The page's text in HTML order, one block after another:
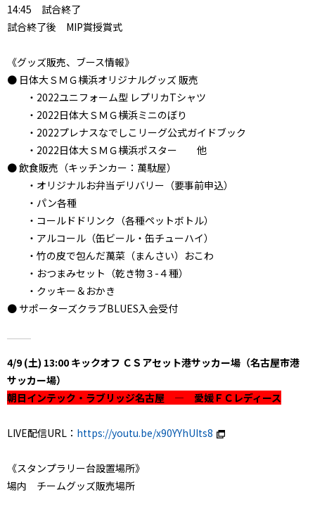
14:45 試合終了
試合終了後 MIP賞授賞式
《グッズ販売、ブース情報》
● 日体大ＳＭＧ横浜オリジナルグッズ 販売
・2022ユニフォーム型 レプリカTシャツ
・2022日体大ＳＭＧ横浜ミニのぼり
・2022プレナスなでしこリーグ公式ガイドブック
・2022日体大ＳＭＧ横浜ポスター 他
● 飲食販売（キッチンカー：萬駄屋）
・オリジナルお弁当デリバリー（要事前申込）
・パン各種
・コールドドリンク（各種ペットボトル）
・アルコール（缶ビール・缶チューハイ）
・竹の皮で包んだ萬菜（まんさい）おこわ
・おつまみセット（乾き物３-４種）
・クッキー＆おかき
● サポーターズクラブBLUES入会受付
4/9 (土) 13:00 キックオフ ＣＳアセット港サッカー場（名古屋市港
サッカー場）
朝日インテック・ラブリッジ名古屋 ― 愛媛ＦＣレディース
LIVE配信URL： https://youtu.be/x90YYhUIts8
《スタンプラリー台設置場所》
場内 チームグッズ販売場所